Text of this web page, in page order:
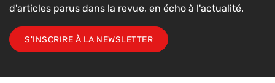
d'articles parus dans la revue, en écho à l'actualité.
S'INSCRIRE À LA NEWSLETTER